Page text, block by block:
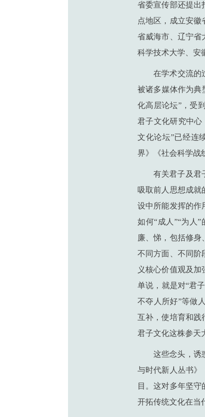
省委宣传部还提出
点地区，成立安
省威海市、辽宁省
科学技术大学、安
在学术交流的
被诸多媒体作为典
化高层论坛”，受
君子文化研究中心
文化论坛”已经连
界》《社会科学战
有关君子及君
吸取前人思想成
设中所能发挥的作
如何“成人”“为人
廉、悌，包括修身
不同方面、不同阶
义核心价值观及
单说，就是对“君
不夺人所好”等做
互补，使培育和践
君子文化这株参天
这些念头，诱
与时代新人丛书》
目。这对多年坚
开拓传统文化在当